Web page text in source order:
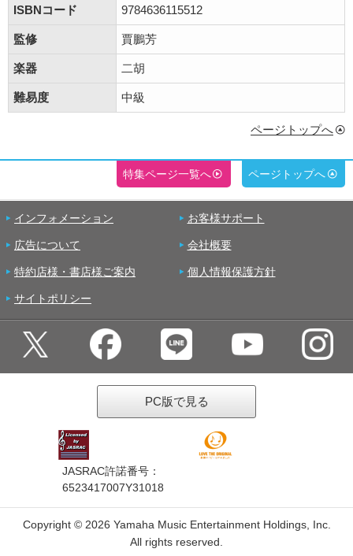
ISBNコード 9784636115512
監修 賈鵬芳
楽器 二胡
難易度 中級
ページトップへ
特集ページ一覧へ ページトップへ
インフォメーション お客様サポート
広告について 会社概要
特約店様・書店様ご案内 個人情報保護方針
サイトポリシー
PC版で見る
JASRAC許諾番号：
6523417007Y31018
Copyright © 2026 Yamaha Music Entertainment Holdings, Inc.
All rights reserved.